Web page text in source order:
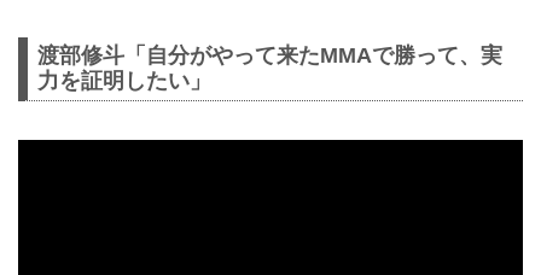
渡部修斗「自分がやって来たMMAで勝って、実
力を証明したい」